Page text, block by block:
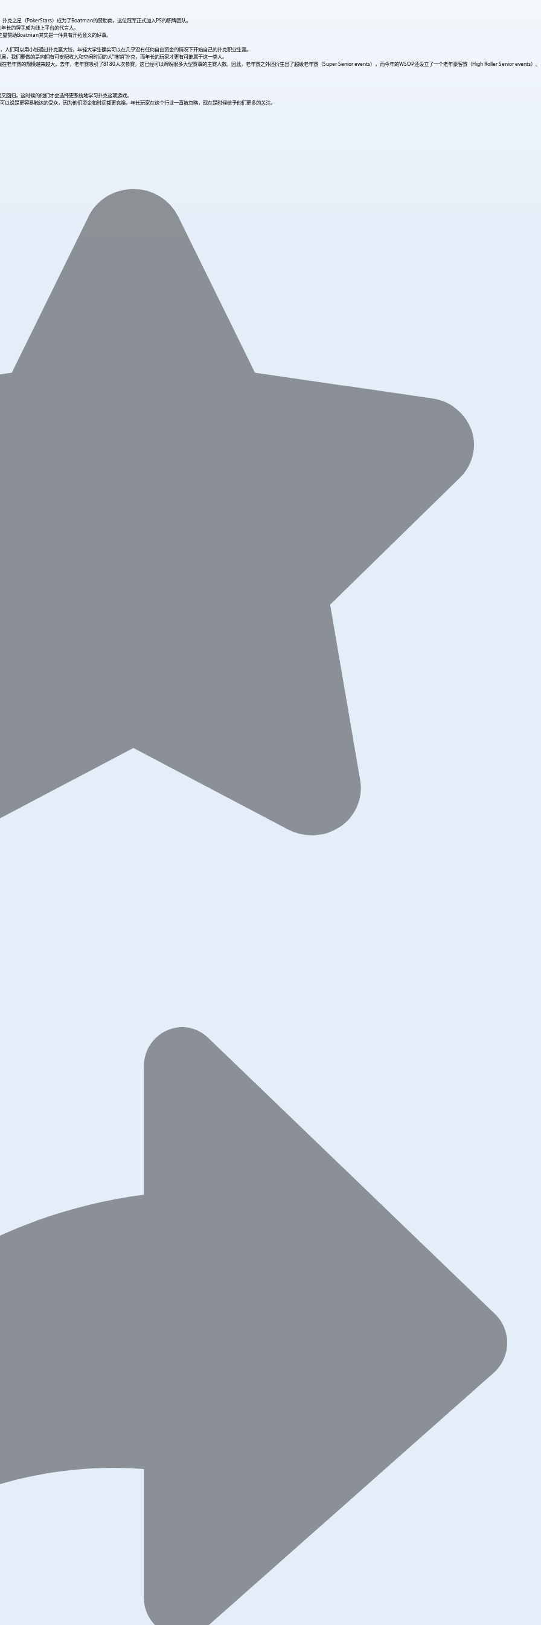
克之星（PokerStars）成为了Boatman的赞助商，这位冠军正式加入PS的职牌团队。
长的牌手成为线上平台的代言人。
赞助Boatman其实是一件具有开拓意义的好事。
们可以用小钱通过扑克赢大钱，年轻大学生确实可以在几乎没有任何自由资金的情况下开始自己的扑克职业生涯。
我们要做的是向拥有可支配收入和空闲时间的人“推销”扑克，而年长的玩家才更有可能属于这一类人。
年赛的规模越来越大。去年，老年赛吸引了8180人次参赛，这已经可以睥睨很多大型赛事的主赛人数。因此，老年赛之外还衍生出了超级老年赛（Super Senior events），而今年的WSOP还设立了一个老年豪客赛（High Roller Senior events）。
归，这时候的他们才会选择更系统地学习扑克这项游戏。
说是更容易触达的受众，因为他们资金和时间都更充裕。年长玩家在这个行业一直被忽略，现在是时候给予他们更多的关注。